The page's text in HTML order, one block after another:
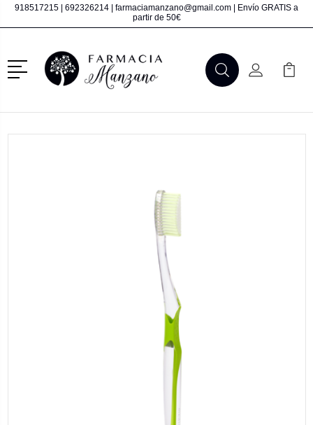
918517215 692326214 farmaciamanzano@gmail.com | Envío GRATIS a
partir de 50€
Menú
BuscarMi Cuenta
Mi